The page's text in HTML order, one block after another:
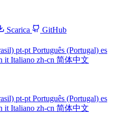
Scarica GitHub
pt-pt Português (Portugal) es
it Italiano zh-cn 简体中文
pt-pt Português (Portugal) es
it Italiano zh-cn 简体中文